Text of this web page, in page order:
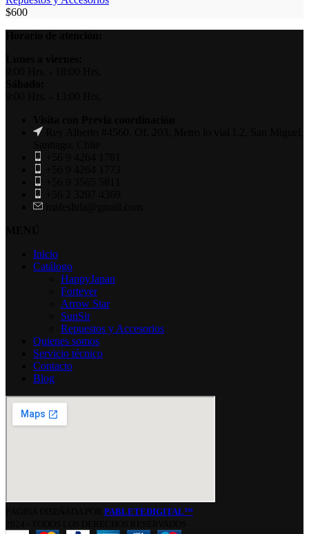
$600
Inicio
Catálogo
HappyJapan
Fortever
Arrow Star
SunSir
Repuestos y Accesorios
Quienes somos
Servicio técnico
Contacto
Blog
PABLETEDIGITAL™